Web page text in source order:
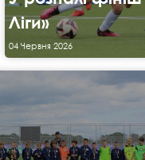
Ліги»
04 Червня 2026